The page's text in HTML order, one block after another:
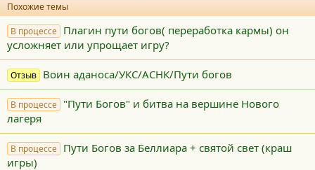
Похожие темы
В процессе Плагин пути богов( переработка кармы) он
усложняет или упрощает игру?
Отзыв Воин аданоса/УКС/АСНК/Пути богов
В процессе "Пути Богов" и битва на вершине Нового
лагеря
В процессе Пути Богов за Беллиара + святой свет (краш
игры)